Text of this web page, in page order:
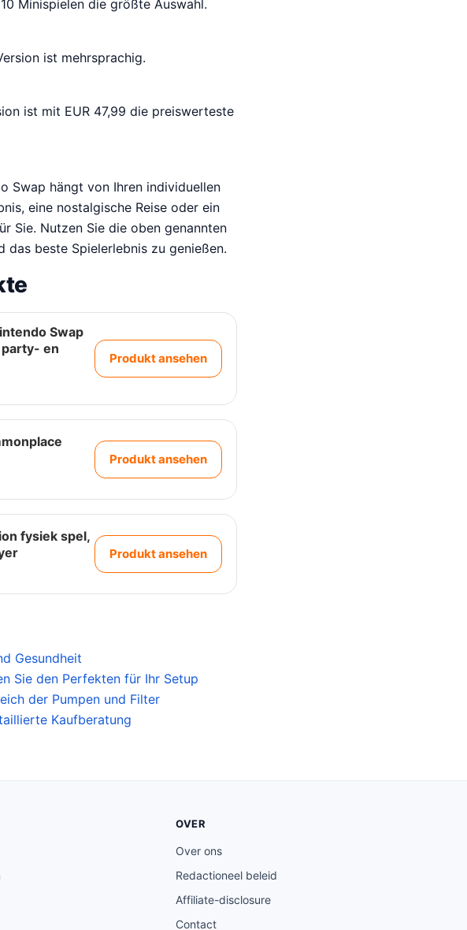
Minispielen die größte Auswahl.
ist mehrsprachig.
ist mit EUR 47,99 die preiswerteste
Swap hängt von Ihren individuellen
eine nostalgische Reise oder ein
Sie. Nutzen Sie die oben genannten
beste Spielerlebnis zu genießen.
Swap
en
Produkt ansehen
Produkt ansehen
fysiek spel,
Produkt ansehen
Gesundheit
Sie den Perfekten für Ihr Setup
der Pumpen und Filter
Kaufberatung
OVER
Over ons
Redactioneel beleid
Affiliate-disclosure
Contact